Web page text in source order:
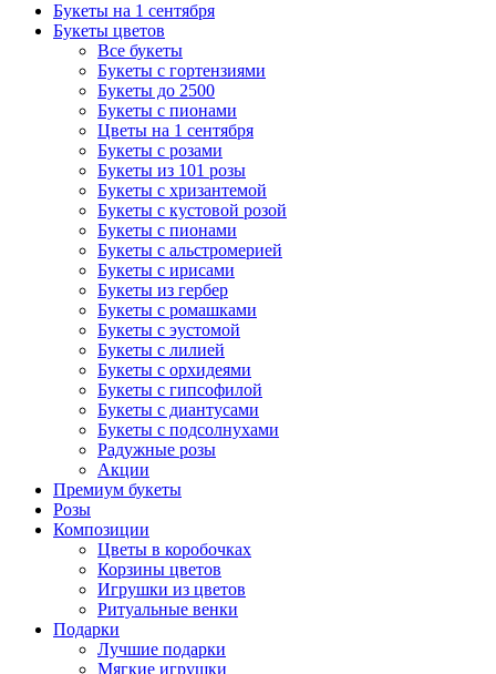
Букеты на 1 сентября
Букеты цветов
Все букеты
Букеты с гортензиями
Букеты до 2500
Букеты с пионами
Цветы на 1 сентября
Букеты с розами
Букеты из 101 розы
Букеты с хризантемой
Букеты с кустовой розой
Букеты с пионами
Букеты с альстромерией
Букеты с ирисами
Букеты из гербер
Букеты с ромашками
Букеты с эустомой
Букеты с лилией
Букеты с орхидеями
Букеты с гипсофилой
Букеты с диантусами
Букеты с подсолнухами
Радужные розы
Акции
Премиум букеты
Розы
Композиции
Цветы в коробочках
Корзины цветов
Игрушки из цветов
Ритуальные венки
Подарки
Лучшие подарки
Мягкие игрушки